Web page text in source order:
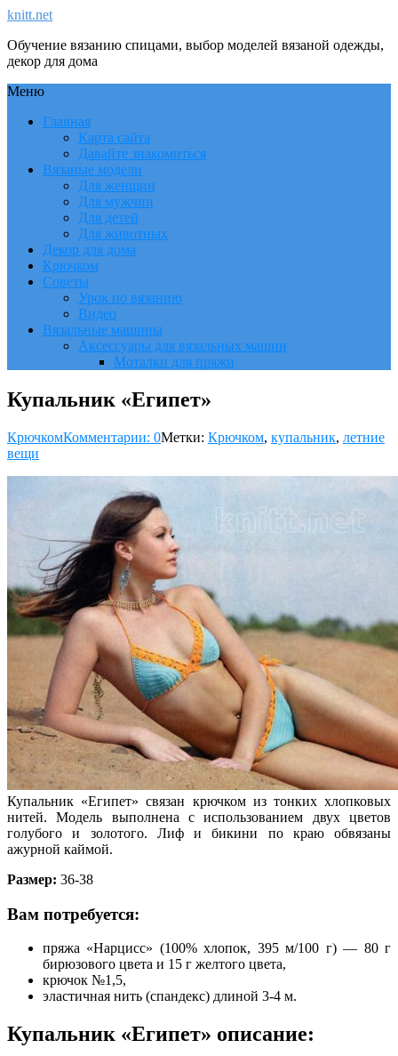
knitt.net
Обучение вязанию спицами, выбор моделей вязаной одежды,
декор для дома
Меню
Главная
Карта сайта
Давайте знакомиться
Вязаные модели
Для женщин
Для мужчин
Для детей
Для животных
Декор для дома
Крючком
Советы
Урок по вязанию
Видео
Вязальные машины
Аксессуары для вязальных машин
Моталки для пряжи
Купальник «Египет»
КрючкомКомментарии: 0Метки: Крючком, купальник, летние
вещи
Купальник «Египет» связан крючком из тонких хлопковых
нитей. Модель выполнена с использованием двух цветов
голубого и золотого. Лиф и бикини по краю обвязаны
ажурной каймой.
Размер: 36-38
Вам потребуется:
пряжа «Нарцисс» (100% хлопок, 395 м/100 г) — 80 г
бирюзового цвета и 15 г желтого цвета,
крючок №1,5,
эластичная нить (спандекс) длиной 3-4 м.
Купальник «Египет» описание: